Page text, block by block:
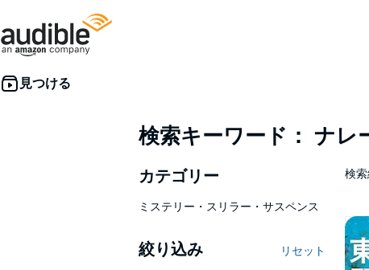
検索キーワード： ナレ
カテゴリー
ミステリー・スリラー・サスペンス
絞り込み リセット
検